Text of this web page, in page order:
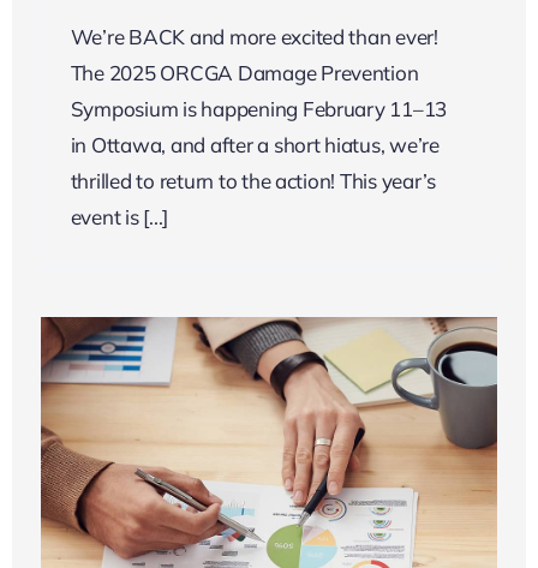
We’re BACK and more excited than ever!
The 2025 ORCGA Damage Prevention
Symposium is happening February 11–13
in Ottawa, and after a short hiatus, we’re
thrilled to return to the action! This year’s
event is [...]